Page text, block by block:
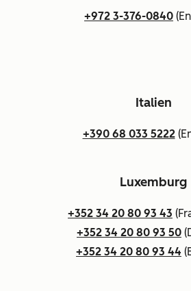
+972 3-376-0840
Italien
+390 68 033 5222
Luxemburg
+352 34 20 80 93 43
+352 34 20 80 93 50
+352 34 20 80 93 44